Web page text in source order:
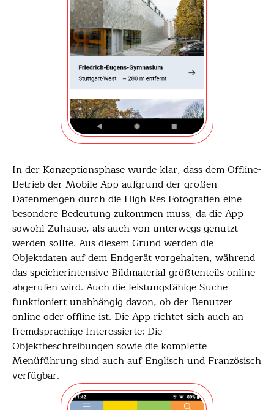
In der Konzeptionsphase wurde klar, dass dem Offline-
Betrieb der Mobile App aufgrund der großen
Datenmengen durch die High-Res Fotografien eine
besondere Bedeutung zukommen muss, da die App
sowohl Zuhause, als auch von unterwegs genutzt
werden sollte. Aus diesem Grund werden die
Objektdaten auf dem Endgerät vorgehalten, während
das speicherintensive Bildmaterial größtenteils online
abgerufen wird. Auch die leistungsfähige Suche
funktioniert unabhängig davon, ob der Benutzer
online oder offline ist. Die App richtet sich auch an
fremdsprachige Interessierte: Die
Objektbeschreibungen sowie die komplette
Menüführung sind auch auf Englisch und Französisch
verfügbar.